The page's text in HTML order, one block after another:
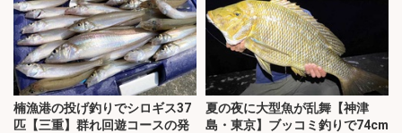
楠漁港の投げ釣りでシロギス37
匹【三重】群れ回遊コースの発
夏の夜に大型魚が乱舞【神津
島・東京】ブッコミ釣りで74cm